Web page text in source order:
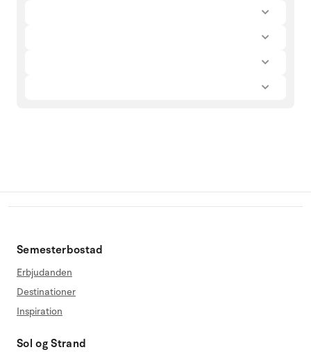
Semesterbostad
Erbjudanden
Destinationer
Inspiration
Sol og Strand